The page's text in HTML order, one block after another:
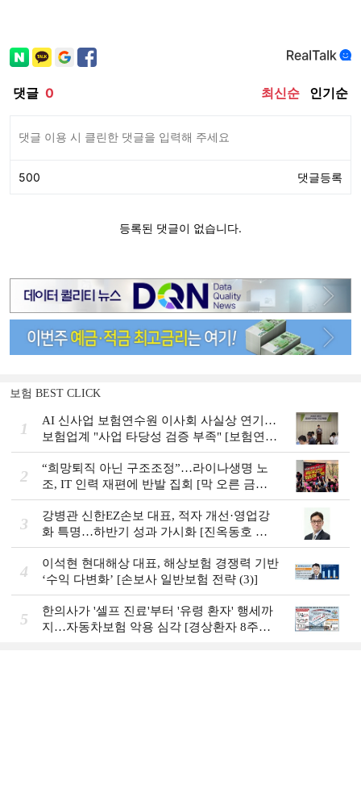
보험 BEST CLICK
1
AI 신사업 보험연수원 이사회 사실상 연기…
보험업계 "사업 타당성 검증 부족" [보험연수
원 AI사업 논란]
2
“희망퇴직 아닌 구조조정”…라이나생명 노
조, IT 인력 재편에 반발 집회 [막 오른 금융
권 하투(夏鬪)]
3
강병관 신한EZ손보 대표, 적자 개선·영업강
화 특명…하반기 성과 가시화 [진옥동호 신
한금융, 부스트업 점검]
4
이석현 현대해상 대표, 해상보험 경쟁력 기반
‘수익 다변화ʼ [손보사 일반보험 전략 (3)]
5
한의사가 '셀프 진료'부터 '유령 환자' 행세까
지…자동차보험 악용 심각 [경상환자 8주룰